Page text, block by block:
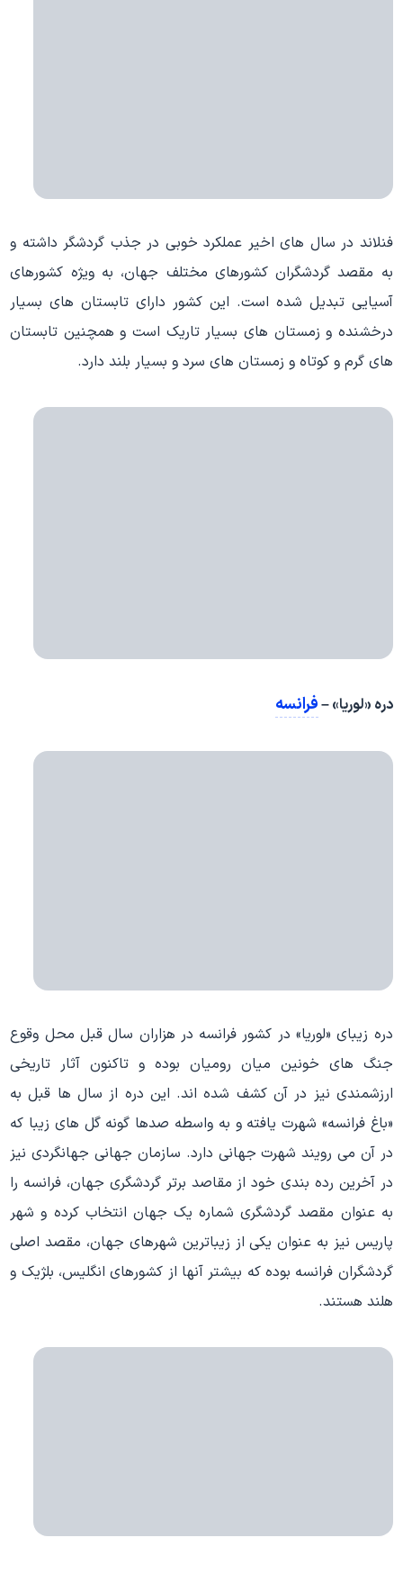
فنلاند در سال های اخیر عملکرد خوبی در جذب گردشگر داشته و
به مقصد گردشگران کشورهای مختلف جهان، به ویژه کشورهای
آسیایی تبدیل شده است. این کشور دارای تابستان های بسیار
درخشنده و زمستان های بسیار تاریک است و همچنین تابستان
های گرم و کوتاه و زمستان های سرد و بسیار بلند دارد.
دره «لوریا» –فرانسه
دره زیبای «لوریا» در کشور فرانسه در هزاران سال قبل محل وقوع
جنگ های خونین میان رومیان بوده و تاکنون آثار تاریخی
ارزشمندی نیز در آن کشف شده اند. این دره از سال ها قبل به
«باغ فرانسه» شهرت یافته و به واسطه صدها گونه گل های زیبا که
در آن می رویند شهرت جهانی دارد. سازمان جهانی جهانگردی نیز
در آخرین رده بندی خود از مقاصد برتر گردشگری جهان، فرانسه را
به عنوان مقصد گردشگری شماره یک جهان انتخاب کرده و شهر
پاریس نیز به عنوان یکی از زیباترین شهرهای جهان، مقصد اصلی
گردشگران فرانسه بوده که بیشتر آنها از کشورهای انگلیس، بلژیک و
هلند هستند.